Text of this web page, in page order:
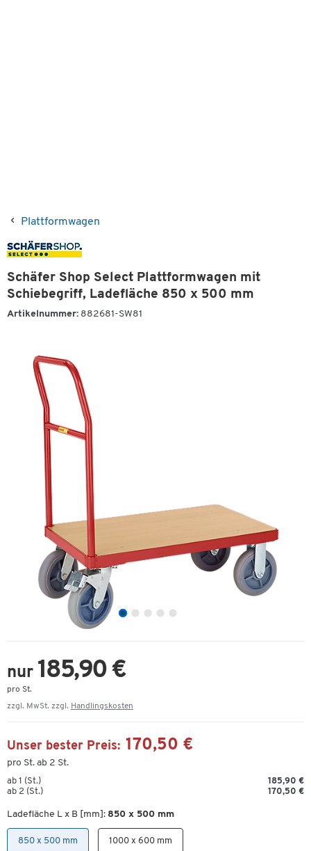
Plattformwagen
Schäfer Shop Select Plattformwagen mit
Schiebegriff, Ladefläche 850 x 500 mm
Artikelnummer: 882681-SW81
nur 185,90 €
pro St.
zzgl. MwSt. zzgl. Handlingskosten
Unser bester Preis: 170,50 €
pro St. ab 2 St.
ab 1 (St.)
185,90 €
ab 2 (St.)
170,50 €
Ladefläche L x B [mm]: 850 x 500 mm
850 x 500 mm 1000 x 600 mm